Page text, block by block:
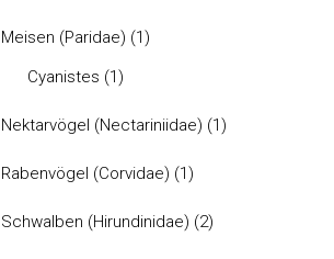
Meisen (Paridae) (1)
Cyanistes (1)
Nektarvögel (Nectariniidae) (1)
Rabenvögel (Corvidae) (1)
Schwalben (Hirundinidae) (2)